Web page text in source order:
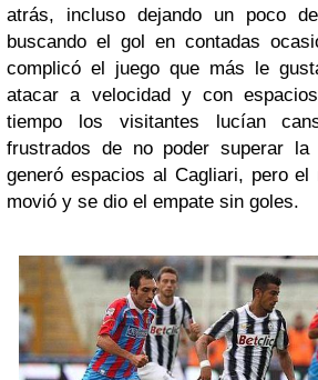
atrás, incluso dejando un poco
buscando el gol en contadas
complicó el juego que más le
atacar a velocidad y con
tiempo los visitantes lucían
frustrados de no poder superar
generó espacios al Cagliari, pero el
movió y se dio el empate sin goles.